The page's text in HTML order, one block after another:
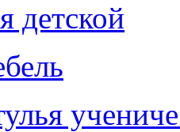
детской